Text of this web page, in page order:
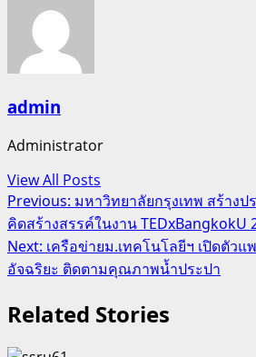
admin
Administrator
View All Posts
Post
navigation
Previous: มหาวิทยาลัยกรุงเทพ สร้าง
คิดสร้างสรรค์ในงาน TEDxBangkokU
Next: เครือข่ายม.เทคโนโลยีฯ เปิดตัว
อัจฉริยะ ติดตามคุณภาพน้ำประปา
Related Stories